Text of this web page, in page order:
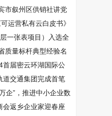
市叙州区供销社讲党
运营私有云白皮书》
一张表项目）入选全
例
质量标杆典型经验名
首届密云环湖国际公
举办
道交通集团完成首笔
企”，推进中小企业数
会返乡企业家迎春座